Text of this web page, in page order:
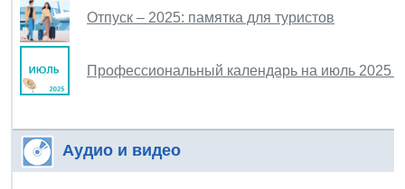
Отпуск – 2025: памятка для туристов
Профессиональный календарь на июль 2025
Аудио и видео